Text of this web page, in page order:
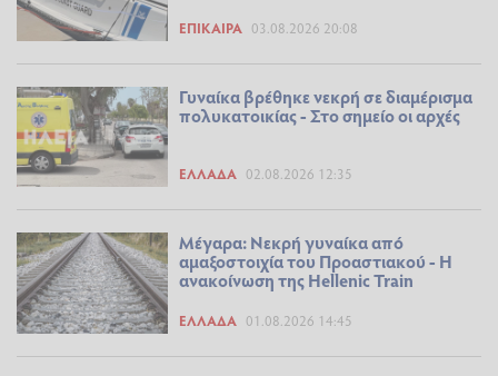
ΕΠΊΚΑΙΡΑ 03.08.2026 20:08
Γυναίκα βρέθηκε νεκρή σε διαμέρισμα
πολυκατοικίας - Στο σημείο οι αρχές
ΕΛΛΆΔΑ 02.08.2026 12:35
Μέγαρα: Νεκρή γυναίκα από
αμαξοστοιχία του Προαστιακού - Η
ανακοίνωση της Hellenic Train
ΕΛΛΆΔΑ 01.08.2026 14:45